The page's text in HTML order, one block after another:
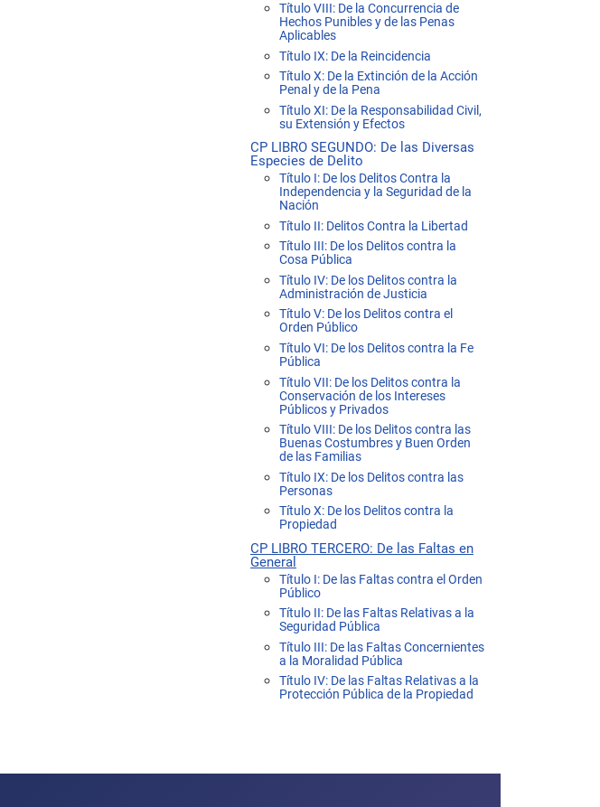
Título VIII: De la Concurrencia de
Hechos Punibles y de las Penas
Aplicables
Título IX: De la Reincidencia
Título X: De la Extinción de la Acción
Penal y de la Pena
Título XI: De la Responsabilidad Civil,
su Extensión y Efectos
CP LIBRO SEGUNDO: De las Diversas
Especies de Delito
Título I: De los Delitos Contra la
Independencia y la Seguridad de la
Nación
Título II: Delitos Contra la Libertad
Título III: De los Delitos contra la
Cosa Pública
Título IV: De los Delitos contra la
Administración de Justicia
Título V: De los Delitos contra el
Orden Público
Título VI: De los Delitos contra la Fe
Pública
Título VII: De los Delitos contra la
Conservación de los Intereses
Públicos y Privados
Título VIII: De los Delitos contra las
Buenas Costumbres y Buen Orden
de las Familias
Título IX: De los Delitos contra las
Personas
Título X: De los Delitos contra la
Propiedad
CP LIBRO TERCERO: De las Faltas en
General
Título I: De las Faltas contra el Orden
Público
Título II: De las Faltas Relativas a la
Seguridad Pública
Título III: De las Faltas Concernientes
a la Moralidad Pública
Título IV: De las Faltas Relativas a la
Protección Pública de la Propiedad